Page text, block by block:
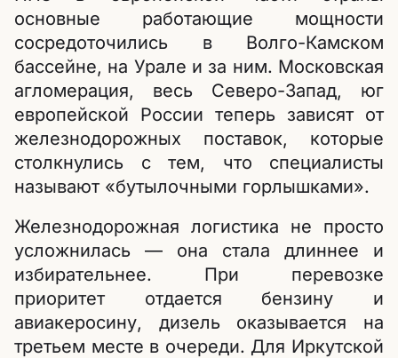
основные работающие мощности
сосредоточились в Волго-Камском
бассейне, на Урале и за ним. Московская
агломерация, весь Северо-Запад, юг
европейской России теперь зависят от
железнодорожных поставок, которые
столкнулись с тем, что специалисты
называют «бутылочными горлышками».
Железнодорожная логистика не просто
усложнилась — она стала длиннее и
избирательнее. При перевозке
приоритет отдается бензину и
авиакеросину, дизель оказывается на
третьем месте в очереди. Для Иркутской